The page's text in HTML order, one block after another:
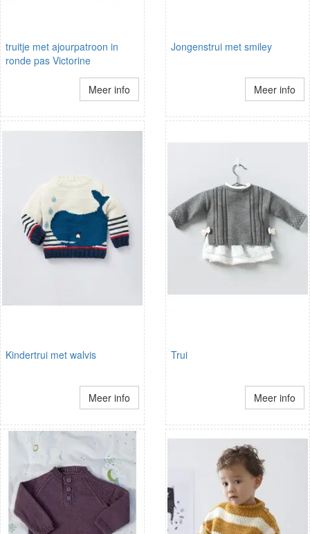
truitje met ajourpatroon in
ronde pas Victorine
Meer info
Jongenstrui met smiley
Meer info
Kindertrui met walvis
Meer info
Trui
Meer info